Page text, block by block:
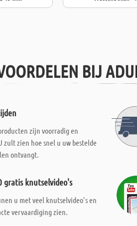
BIJ
zijn voorradig en
zult zien hoe snel u uw bestelde
ontvangt.
gratis knutselvideo's
u met veel knutselvideo's en
vervaardiging zien.